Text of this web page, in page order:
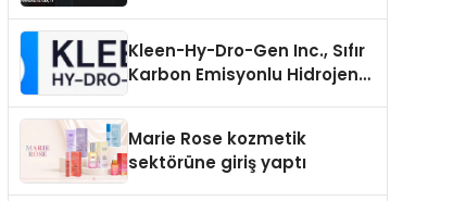
Kleen-Hy-Dro-Gen Inc., Sıfır
Karbon Emisyonlu Hidrojen
Aldı
Marie Rose kozmetik
sektörüne giriş yaptı